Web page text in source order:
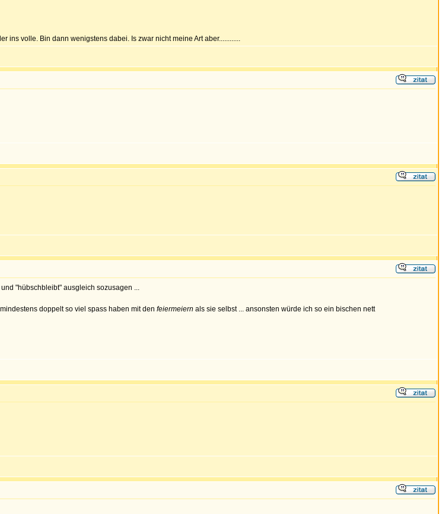
ins volle. Bin dann wenigstens dabei. Is zwar nicht meine Art aber............
"hübschbleibt" ausgleich sozusagen ...
doppelt so viel spass haben mit den feiermeiern als sie selbst ... ansonsten würde ich so ein bischen nett